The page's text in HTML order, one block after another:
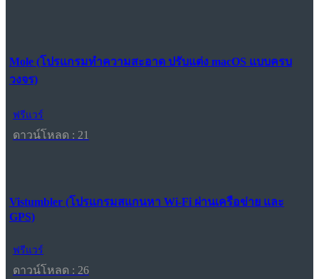
Mole (โปรแกรมทำความสะอาด ปรับแต่ง macOS แบบครบ
วงจร)
ฟรีแวร์
ดาวน์โหลด : 21
Vistumbler (โปรแกรมสแกนหา Wi-Fi ผ่านเครือข่าย และ
GPS)
ฟรีแวร์
ดาวน์โหลด : 26